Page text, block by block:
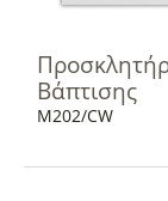
Βάπτισης
M202/CW